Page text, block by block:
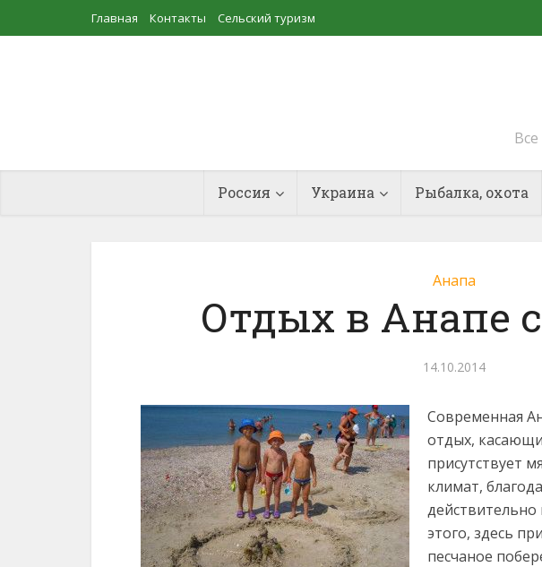
Главная Контакты Сельский туризм
Россия Украина Рыбалка, охота
Анапа
Отдых в Анапе
14.10.2014
Современная
отдых,
присутствует
климат,
этого, здесь
песчаное